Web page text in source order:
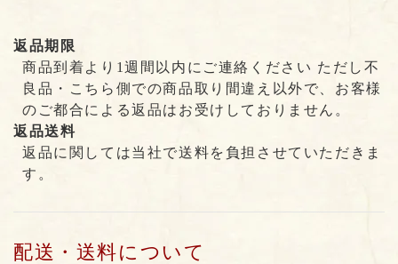
返品期限
商品到着より1週間以内にご連絡ください ただし不
良品・こちら側での商品取り間違え以外で、お客様
のご都合による返品はお受けしておりません。
返品送料
返品に関しては当社で送料を負担させていただきま
す。
配送・送料について